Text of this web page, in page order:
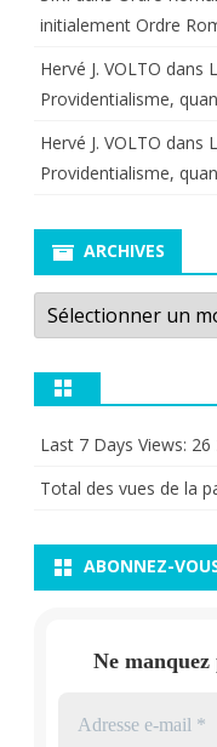
initialement Ordre
Hervé J. VOLTO dans
Providentialisme,
Hervé J. VOLTO dans
Providentialisme,
ARCHIVES
Archives
Last 7 Days Views: 26
Total des vues de la
ABONNEZ-
Ne